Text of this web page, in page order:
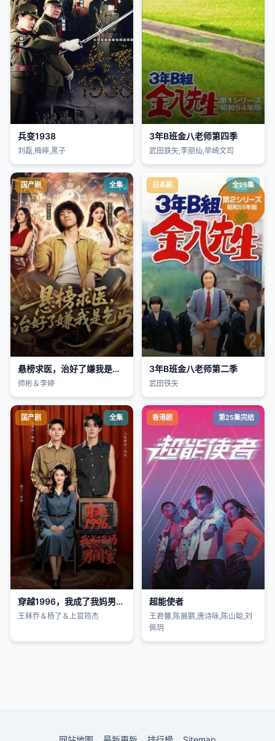
兵变1938
刘磊,梅婷,黑子
3年B班金八老师第四季
武田鉄矢,李丽仙,早崎文司
国产剧 全集
悬榜求医，治好了嫌我是乞丐
师彬＆李婷
日本剧 全25集
3年B班金八老师第二季
武田铁矢
国产剧 全集
穿越1996，我成了我妈男闺蜜
王秝乔＆杨了＆上官筠杰
香港剧 第25集完结
超能使者
王君馨,陈展鹏,唐诗咏,陈山聪,刘
佩玥